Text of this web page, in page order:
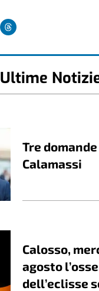
Ultime
Tre
Calamassi
Calosso,
agosto
dell’eclisse